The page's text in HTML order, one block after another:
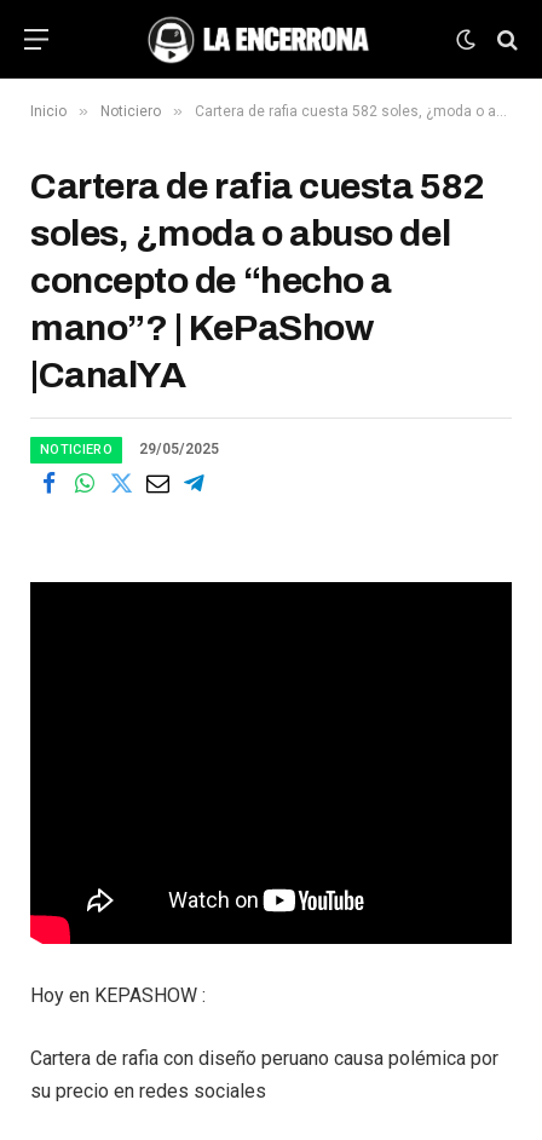
Inicio » Noticiero » Cartera de rafia cuesta 582 soles, ¿moda o abuso del concepto de “hecho a mano”? | KePaShow |CanalYA
Cartera de rafia cuesta 582
soles, ¿moda o abuso del
concepto de “hecho a
mano”? | KePaShow
|CanalYA
NOTICIERO 29/05/2025
Hoy en KEPASHOW :
Cartera de rafia con diseño peruano causa polémica por
su precio en redes sociales